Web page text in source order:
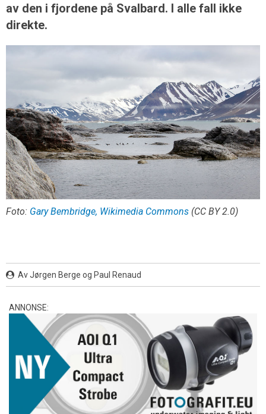
av den i fjordene på Svalbard. I alle fall ikke
direkte.
Foto: Gary Bembridge, Wikimedia Commons (CC BY 2.0)
Av Jørgen Berge og Paul Renaud
ANNONSE: